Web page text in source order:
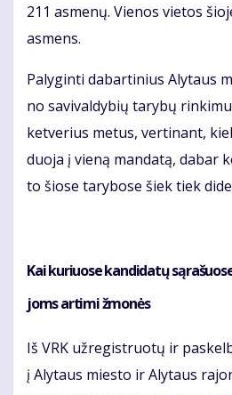
211 as­me­nų. Vie­nos vie­tos
as­mens.
Pa­ly­gin­ti da­bar­ti­nius Aly­taus
no sa­vi­val­dy­bių ta­ry­bų
ket­ve­rius me­tus, ver­ti­nant,
duo­ja į vie­ną man­da­tą, da­bar
to šio­se ta­ry­bo­se šiek tiek
Kai ku­riuo­se kan­di­da­tų
joms ar­ti­mi žmo­nės
Iš VRK už­re­gist­ruo­tų ir
į Aly­taus mies­to ir Aly­taus